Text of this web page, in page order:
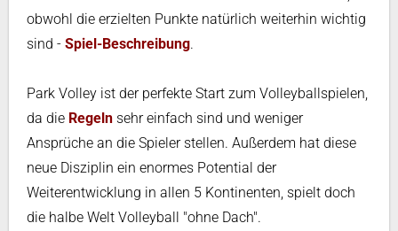
obwohl die erzielten Punkte natürlich weiterhin wichtig
sind - Spiel-Beschreibung.
Park Volley ist der perfekte Start zum Volleyballspielen,
da die Regeln sehr einfach sind und weniger
Ansprüche an die Spieler stellen. Außerdem hat diese
neue Disziplin ein enormes Potential der
Weiterentwicklung in allen 5 Kontinenten, spielt doch
die halbe Welt Volleyball "ohne Dach".